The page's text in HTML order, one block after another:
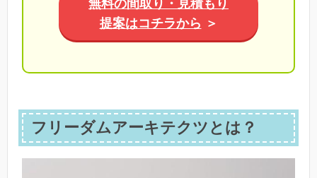
無料の間取り・見積もり
提案はコチラから ＞
フリーダムアーキテクツとは？